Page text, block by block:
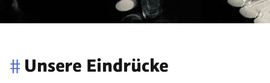
# Unsere Eindrücke